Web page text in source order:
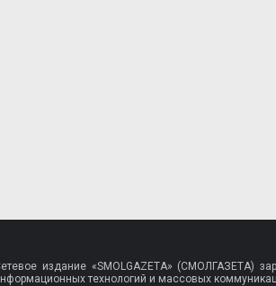
издание «SMOLGAZETA» (СМОЛГАЗЕТА)
технологий и массовых